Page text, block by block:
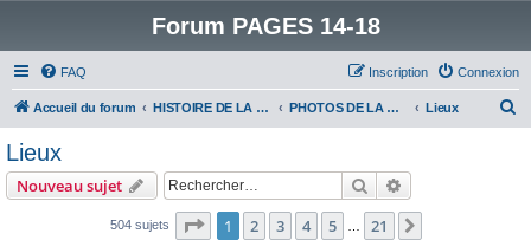
Forum PAGES 14-18
FAQ Connexion
Inscription
Accueil du forum HISTOIRE DE LA GRANDE GUERRE PHOTOS DE LA GRANDE GUERRE Lieux
Lieux
Nouveau sujet Rechercher
504 sujets Page 1sur21
1 2 3 4 5 21